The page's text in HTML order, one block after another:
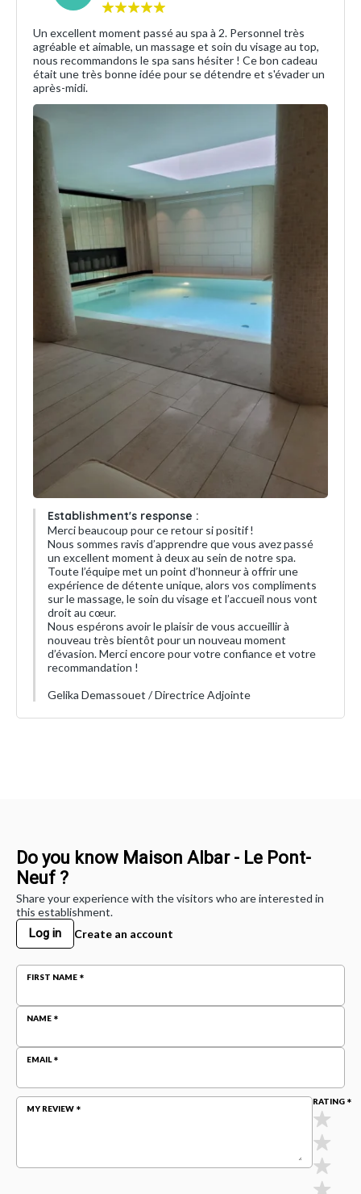
Un excellent moment passé au spa à 2. Personnel très
agréable et aimable, un massage et soin du visage au top,
nous recommandons le spa sans hésiter ! Ce bon cadeau
était une très bonne idée pour se détendre et s'évader un
après-midi.
Establishment's response :
Merci beaucoup pour ce retour si positif !
Nous sommes ravis d’apprendre que vous avez passé
un excellent moment à deux au sein de notre spa.
Toute l’équipe met un point d’honneur à offrir une
expérience de détente unique, alors vos compliments
sur le massage, le soin du visage et l’accueil nous vont
droit au cœur.
Nous espérons avoir le plaisir de vous accueillir à
nouveau très bientôt pour un nouveau moment
d’évasion. Merci encore pour votre confiance et votre
recommandation !
Gelika Demassouet / Directrice Adjointe
Do you know Maison Albar - Le Pont-
Neuf ?
Share your experience with the visitors who are interested in
this establishment.
Log in Create an account
FIRST NAME
NAME
EMAIL
MY REVIEW
RATING